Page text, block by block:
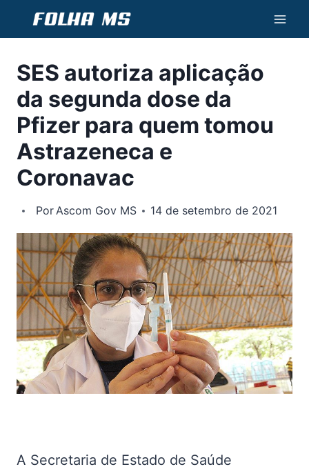
Conteúdo
SES autoriza aplicação
da segunda dose da
Pfizer para quem tomou
Astrazeneca e
Coronavac
PorAscom Gov MS 14 de setembro de 2021
A Secretaria de Estado de Saúde